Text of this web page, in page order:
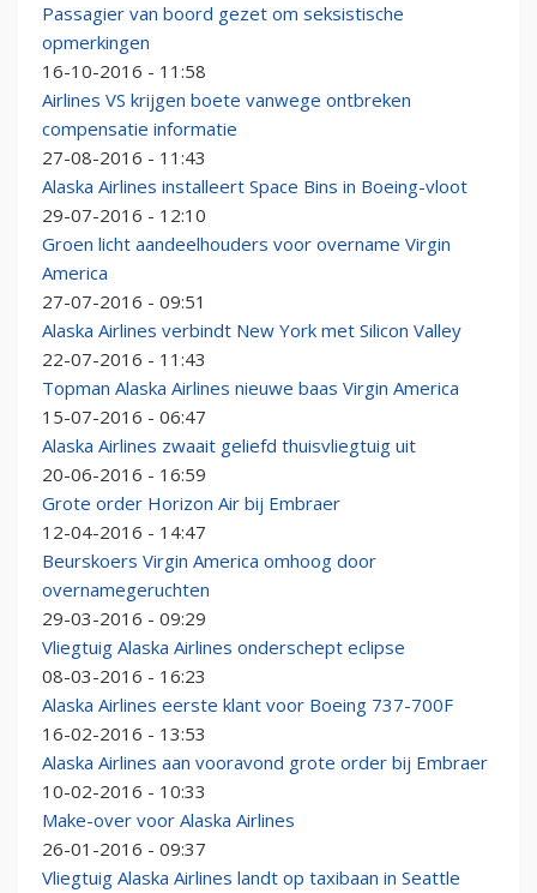
Passagier van boord gezet om seksistische
opmerkingen
16-10-2016 - 11:58
Airlines VS krijgen boete vanwege ontbreken
compensatie informatie
27-08-2016 - 11:43
Alaska Airlines installeert Space Bins in Boeing-vloot
29-07-2016 - 12:10
Groen licht aandeelhouders voor overname Virgin
America
27-07-2016 - 09:51
Alaska Airlines verbindt New York met Silicon Valley
22-07-2016 - 11:43
Topman Alaska Airlines nieuwe baas Virgin America
15-07-2016 - 06:47
Alaska Airlines zwaait geliefd thuisvliegtuig uit
20-06-2016 - 16:59
Grote order Horizon Air bij Embraer
12-04-2016 - 14:47
Beurskoers Virgin America omhoog door
overnamegeruchten
29-03-2016 - 09:29
Vliegtuig Alaska Airlines onderschept eclipse
08-03-2016 - 16:23
Alaska Airlines eerste klant voor Boeing 737-700F
16-02-2016 - 13:53
Alaska Airlines aan vooravond grote order bij Embraer
10-02-2016 - 10:33
Make-over voor Alaska Airlines
26-01-2016 - 09:37
Vliegtuig Alaska Airlines landt op taxibaan in Seattle